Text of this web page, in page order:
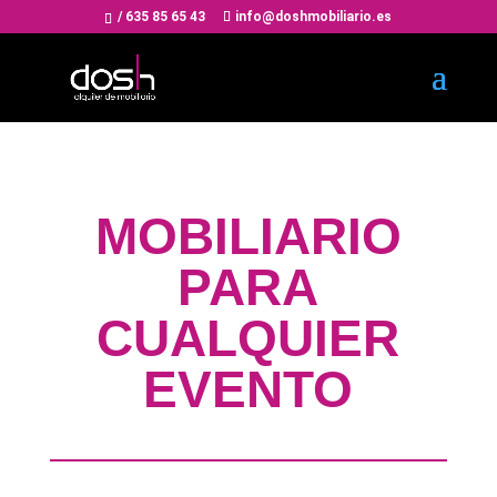
/ 635 85 65 43 info@doshmobiliario.es
MOBILIARIO
PARA
CUALQUIER
EVENTO